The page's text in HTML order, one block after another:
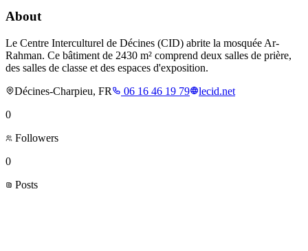
About
Le Centre Interculturel de Décines (CID) abrite la mosquée Ar-
Rahman. Ce bâtiment de 2430 m² comprend deux salles de prière,
des salles de classe et des espaces d'exposition.
Décines-Charpieu, FR
06 16 46 19 79
lecid.net
0
Followers
0
Posts